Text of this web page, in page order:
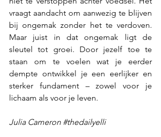
vraagt aandacht om aanwezig te blijven
bij ongemak zonder het te verdoven.
Maar juist in dat ongemak ligt de
sleutel tot groei. Door jezelf toe te
staan om te voelen wat je eerder
dempte ontwikkel je een eerlijker en
sterker fundament – zowel voor je
lichaam als voor je leven.
Julia Cameron #thedailyelli